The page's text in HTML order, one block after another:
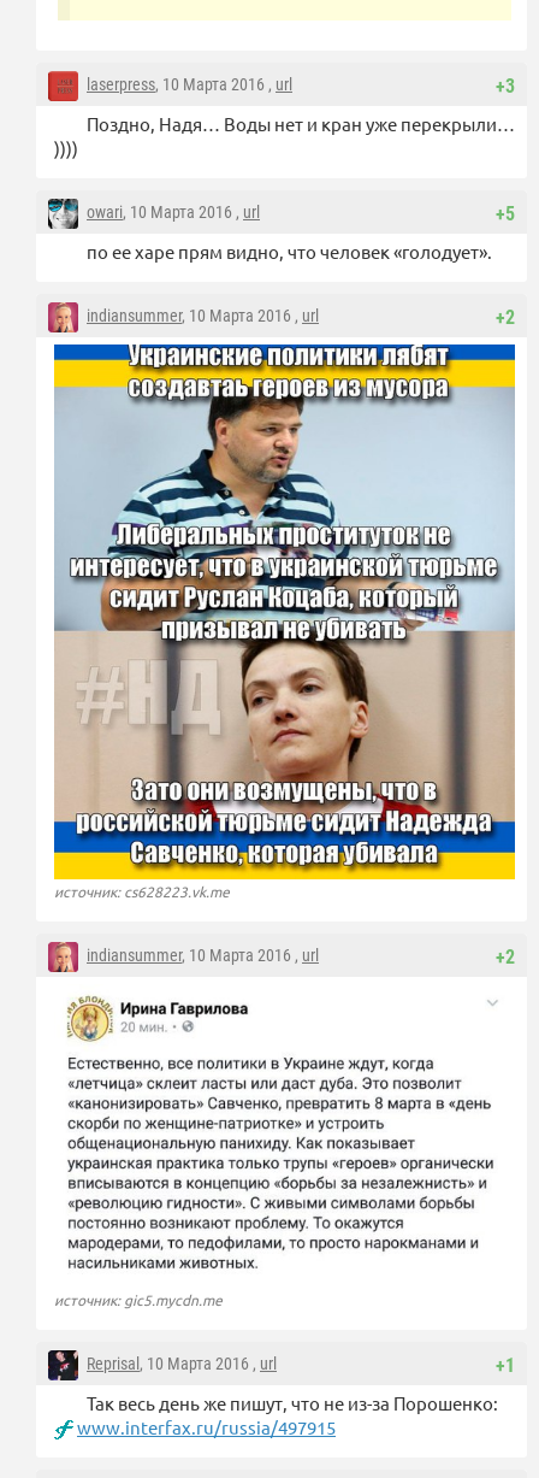
+3
laserpress, 10 Марта 2016 , url
Поздно, Надя… Воды нет и кран уже перекрыли…
))))
+5
owari, 10 Марта 2016 , url
по ее харе прям видно, что человек «голодует».
+2
indiansummer, 10 Марта 2016 , url
источник: cs628223.vk.me
+2
indiansummer, 10 Марта 2016 , url
источник: gic5.mycdn.me
+1
Reprisal , 10 Марта 2016 , url
Так весь день же пишут, что не из-за Порошенко:
www.interfax.ru/russia/497915